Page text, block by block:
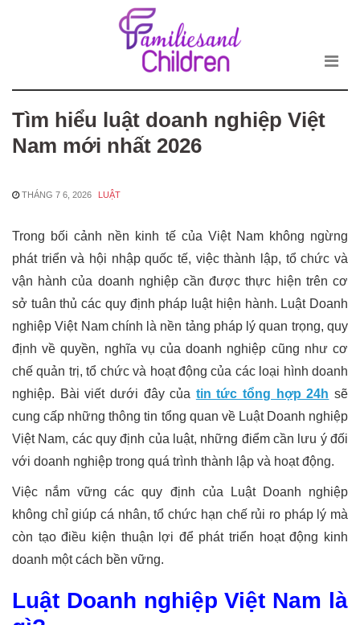
Tìm hiểu luật doanh nghiệp Việt
Nam mới nhất 2026
THÁNG 7 6, 2026 LUẬT
Trong bối cảnh nền kinh tế của Việt Nam không ngừng
phát triển và hội nhập quốc tế, việc thành lập, tổ chức và
vận hành của doanh nghiệp cần được thực hiện trên cơ
sở tuân thủ các quy định pháp luật hiện hành. Luật Doanh
nghiệp Việt Nam chính là nền tảng pháp lý quan trọng, quy
định về quyền, nghĩa vụ của doanh nghiệp cũng như cơ
chế quản trị, tổ chức và hoạt động của các loại hình doanh
nghiệp. Bài viết dưới đây của tin tức tổng hợp 24h sẽ
cung cấp những thông tin tổng quan về Luật Doanh nghiệp
Việt Nam, các quy định của luật, những điểm cần lưu ý đối
với doanh nghiệp trong quá trình thành lập và hoạt động.
Việc nắm vững các quy định của Luật Doanh nghiệp
không chỉ giúp cá nhân, tổ chức hạn chế rủi ro pháp lý mà
còn tạo điều kiện thuận lợi để phát triển hoạt động kinh
doanh một cách bền vững.
Luật Doanh nghiệp Việt Nam là